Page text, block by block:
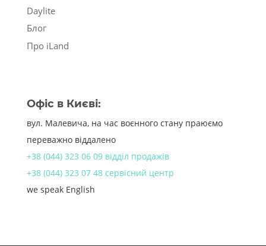
Daylite
Блог
Про iLand
Офіс в Києві:
вул. Малевича, на час воєнного стану праюємо
переважно віддалено
+38 (044) 323 06 09 відділ продажів
+38 (044) 323 07 48 сервісний центр
we speak English